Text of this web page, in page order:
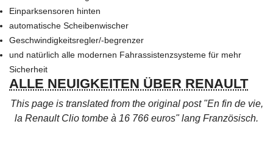
Einparksensoren hinten
automatische Scheibenwischer
Geschwindigkeitsregler/-begrenzer
und natürlich alle modernen Fahrassistenzsysteme für mehr
Sicherheit
ALLE NEUIGKEITEN ÜBER RENAULT
This page is translated from the original post "En fin de vie,
la Renault Clio tombe à 16 766 euros"lang Französisch.